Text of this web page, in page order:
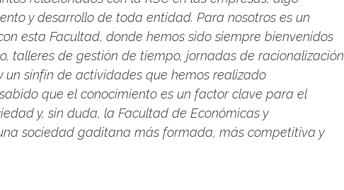
y desarrollo de toda entidad. Para nosotros es un
esta Facultad, donde hemos sido siempre bienvenidos
talleres de gestión de tiempo, jornadas de racionalización
un sinfín de actividades que hemos realizado
que el conocimiento es un factor clave para el
y, sin duda, la Facultad de Económicas y
sociedad gaditana más formada, más competitiva y